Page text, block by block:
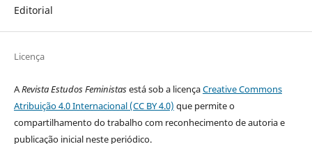
Editorial
Licença
ARevista Estudos Feministasestá sob a licençaCreative Commons
Atribuição 4.0 Internacional (CC BY 4.0) que permite o
compartilhamento do trabalho com reconhecimento de autoria e
publicação inicial neste periódico.